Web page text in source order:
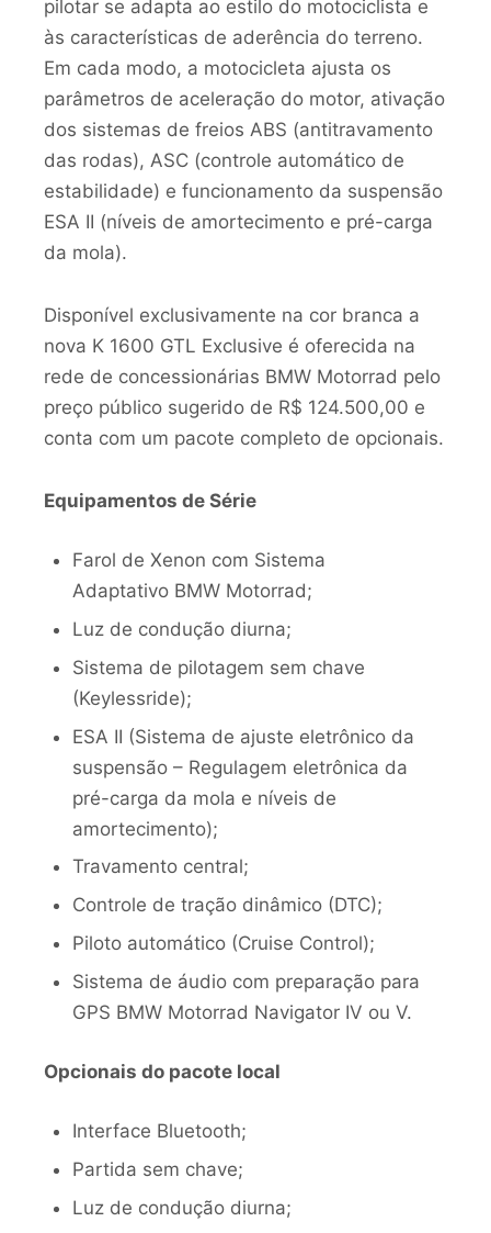
pilotar se adapta ao estilo do motociclista e
às características de aderência do terreno.
Em cada modo, a motocicleta ajusta os
parâmetros de aceleração do motor, ativação
dos sistemas de freios ABS (antitravamento
das rodas), ASC (controle automático de
estabilidade) e funcionamento da suspensão
ESA II (níveis de amortecimento e pré-carga
da mola).
Disponível exclusivamente na cor branca a
nova K 1600 GTL Exclusive é oferecida na
rede de concessionárias BMW Motorrad pelo
preço público sugerido de R$ 124.500,00 e
conta com um pacote completo de opcionais.
Equipamentos de Série
Farol de Xenon com Sistema
Adaptativo BMW Motorrad;
Luz de condução diurna;
Sistema de pilotagem sem chave
(Keylessride);
ESA II (Sistema de ajuste eletrônico da
suspensão – Regulagem eletrônica da
pré-carga da mola e níveis de
amortecimento);
Travamento central;
Controle de tração dinâmico (DTC);
Piloto automático (Cruise Control);
Sistema de áudio com preparação para
GPS BMW Motorrad Navigator IV ou V.
Opcionais do pacote local
Interface Bluetooth;
Partida sem chave;
Luz de condução diurna;